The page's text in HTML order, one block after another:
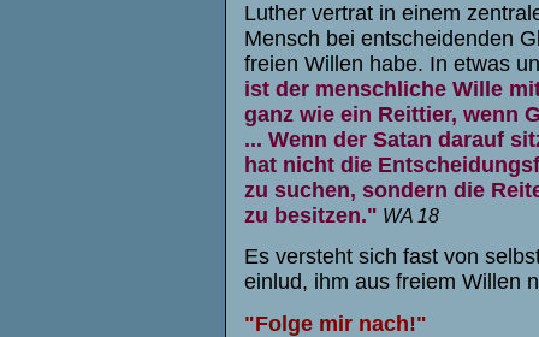
Luther vertrat in einem
Mensch bei entscheidenden
freien Willen habe. In etwas
ist der menschliche Wille
ganz wie ein Reittier, wenn
... Wenn der Satan darauf
hat nicht die
zu suchen, sondern die
zu besitzen." WA 18
Es versteht sich fast von
einlud, ihm aus freiem Willen
"Folge mir nach!"